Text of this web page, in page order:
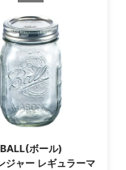
BALL(ボール)
ジャー レギュラーマ